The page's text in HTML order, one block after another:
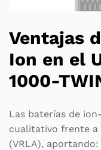
Ventajas
Ion en el
1000-
Las baterías de
cualitativo frente a
(VRLA), aportando: